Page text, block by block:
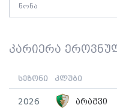
წონა
კარიერა
სეზონი კლუბი
2026 არაგვი